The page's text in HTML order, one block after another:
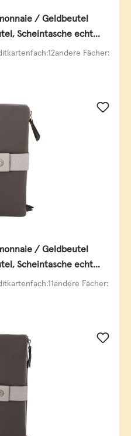
/ Geldbeutel
Scheintasche echt
Fächer:
/ Geldbeutel
Scheintasche echt
Fächer: